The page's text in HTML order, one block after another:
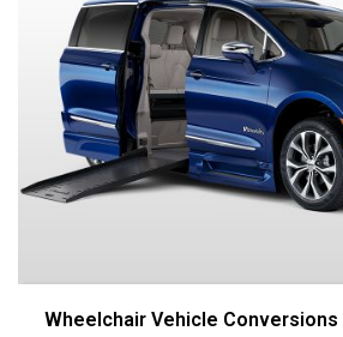
Wheelchair Vehicle Conversions